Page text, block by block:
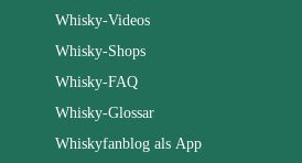
Whisky-Videos
Whisky-Shops
Whisky-FAQ
Whisky-Glossar
Whiskyfanblog als App